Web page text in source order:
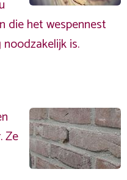
die het wespennest
is.
Ze